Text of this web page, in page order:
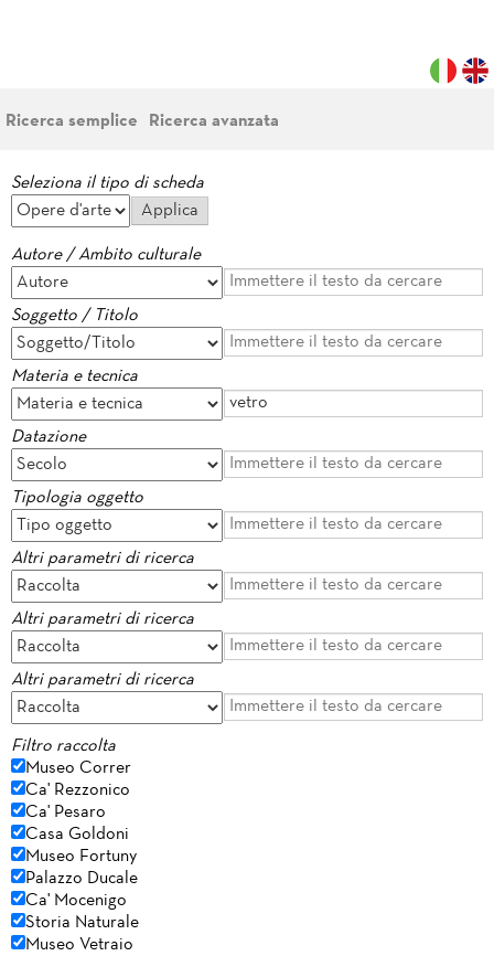
Ricerca semplice Ricerca avanzata
Seleziona il tipo di scheda
Autore / Ambito culturale
Soggetto / Titolo
Materia e tecnica
Datazione
Tipologia oggetto
Altri parametri di ricerca
Altri parametri di ricerca
Altri parametri di ricerca
Filtro raccolta
Museo Correr
Ca' Rezzonico
Ca' Pesaro
Casa Goldoni
Museo Fortuny
Palazzo Ducale
Ca' Mocenigo
Storia Naturale
Museo Vetraio